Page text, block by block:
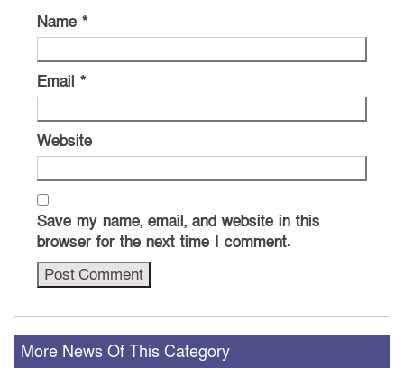
Name *
Email *
Website
Save my name, email, and website in this
browser for the next time I comment.
More News Of This Category